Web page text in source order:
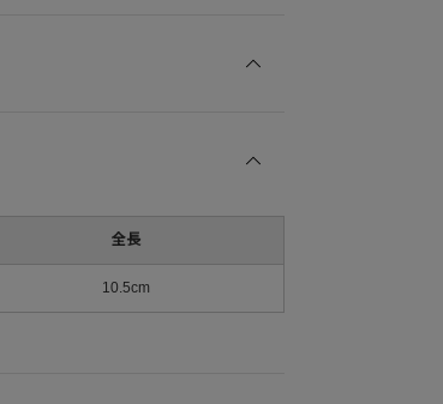
全長
10.5cm